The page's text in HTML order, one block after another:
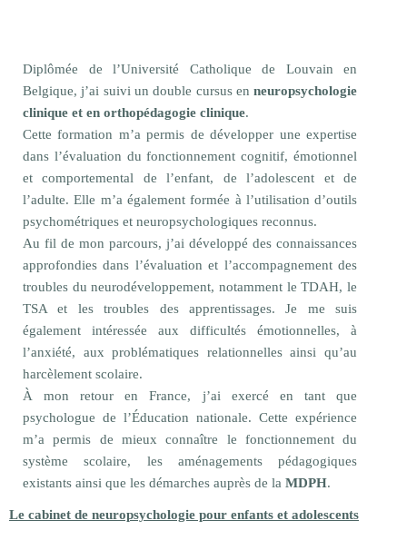
Diplômée de l’Université Catholique de Louvain en
Belgique, j’ai suivi un double cursus enneuropsychologie
clinique et en orthopédagogie clinique.
Cette formation m’a permis de développer une expertise
dans l’évaluation du fonctionnement cognitif, émotionnel
et comportemental de l’enfant, de l’adolescent et de
l’adulte. Elle m’a également formée à l’utilisation d’outils
psychométriques et neuropsychologiques reconnus.
Au fil de mon parcours, j’ai développé des connaissances
approfondies dans l’évaluation et l’accompagnement des
troubles du neurodéveloppement, notamment le TDAH, le
TSA et les troubles des apprentissages. Je me suis
également intéressée aux difficultés émotionnelles, à
l’anxiété, aux problématiques relationnelles ainsi qu’au
harcèlement scolaire.
À mon retour en France, j’ai exercé en tant que
psychologue de l’Éducation nationale. Cette expérience
m’a permis de mieux connaître le fonctionnement du
système scolaire, les aménagements pédagogiques
existants ainsi que les démarches auprès de la MDPH.
Le cabinet de neuropsychologie pour enfants et adolescents